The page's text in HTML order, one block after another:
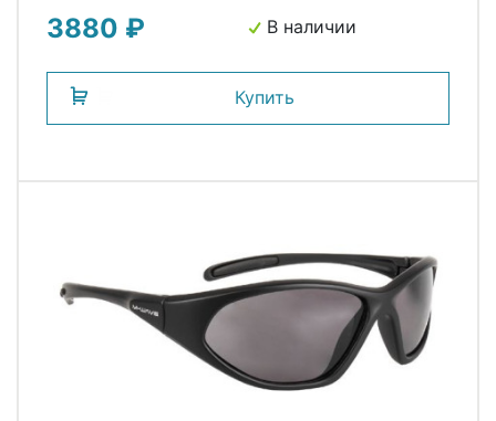
прозрачные и оранжевые Rayon In-Sight
3880 ₽ В наличии
Купить